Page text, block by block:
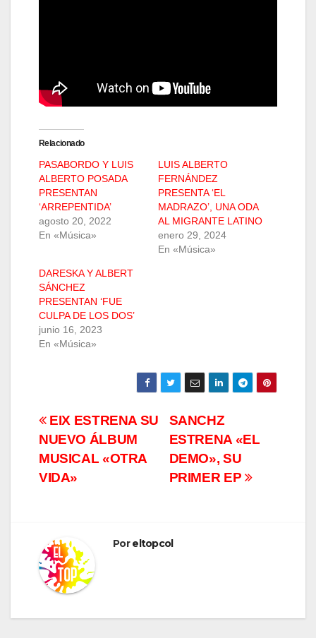
Relacionado
PASABORDO Y LUIS
ALBERTO POSADA
PRESENTAN
‘ARREPENTIDA’
agosto 20, 2022
En «Música»
LUIS ALBERTO
FERNÁNDEZ
PRESENTA ‘EL
MADRAZO’, UNA ODA
AL MIGRANTE LATINO
enero 29, 2024
En «Música»
DARESKA Y ALBERT
SÁNCHEZ
PRESENTAN ‘FUE
CULPA DE LOS DOS’
junio 16, 2023
En «Música»
Navegación
de
entradas
SANCHZ
ESTRENA «EL
DEMO», SU
PRIMER EP
EIX ESTRENA SU
NUEVO ÁLBUM
MUSICAL «OTRA
VIDA»
Poreltopcol